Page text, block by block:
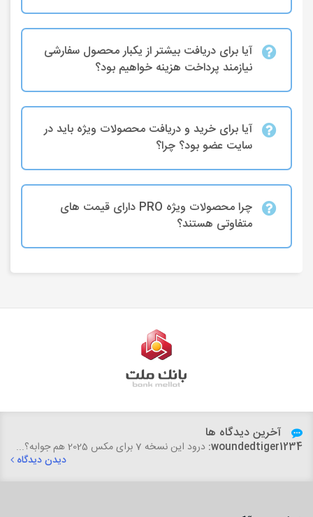
آیا برای دریافت بیشتر از یکبار محصول سفارشی
نیازمند پرداخت هزینه خواهیم بود؟
آیا برای خرید و دریافت محصولات ویژه باید در
سایت عضو بود؟ چرا؟
چرا محصولات ویژه PRO دارای قیمت های
متفاوتی هستند؟
آخرین دیدگاه ها
woundedtiger1234: درود این نسخه 7 برای مکس 2025 هم جوابه؟...
دیدن دیدگاه